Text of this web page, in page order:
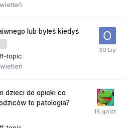
lub byłeś kiedyś
topic
dzieci do opieki co
to patologia?